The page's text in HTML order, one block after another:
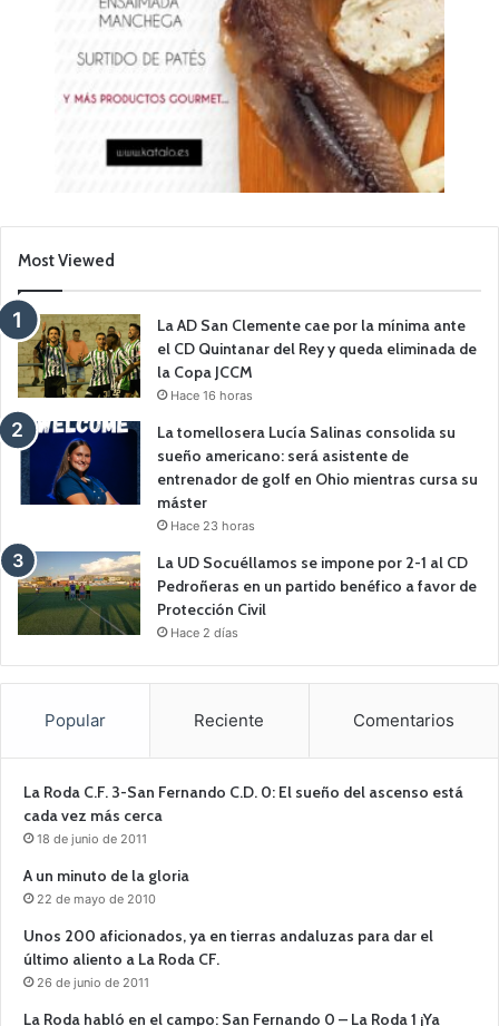
Most Viewed
La AD San Clemente cae por la mínima ante
el CD Quintanar del Rey y queda eliminada de
la Copa JCCM
Hace 16 horas
La tomellosera Lucía Salinas consolida su
sueño americano: será asistente de
entrenador de golf en Ohio mientras cursa su
máster
Hace 23 horas
La UD Socuéllamos se impone por 2-1 al CD
Pedroñeras en un partido benéfico a favor de
Protección Civil
Hace 2 días
Popular Reciente Comentarios
La Roda C.F. 3-San Fernando C.D. 0: El sueño del ascenso está
cada vez más cerca
18 de junio de 2011
A un minuto de la gloria
22 de mayo de 2010
Unos 200 aficionados, ya en tierras andaluzas para dar el
último aliento a La Roda CF.
26 de junio de 2011
La Roda habló en el campo: San Fernando 0 – La Roda 1 ¡Ya